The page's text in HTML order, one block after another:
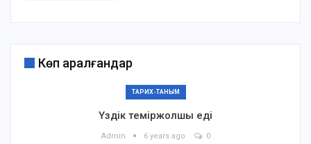
Көп қаралғандар
ТАРИХ-ТАНЫМ
Үздік теміржолшы еді
Admin 6 years ago 0